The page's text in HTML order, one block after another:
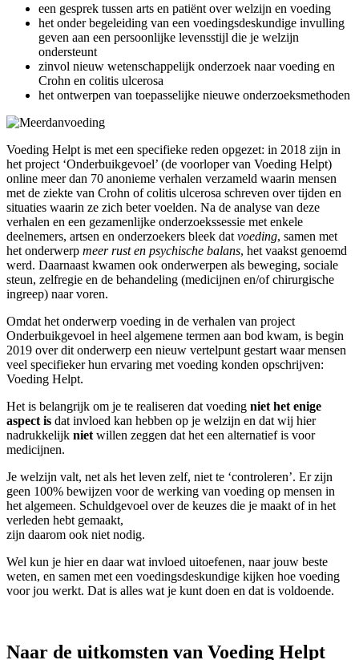
een gesprek tussen arts en patiënt over welzijn en voeding
het onder begeleiding van een voedingsdeskundige invulling
geven aan een persoonlijke levensstijl die je welzijn
ondersteunt
zinvol nieuw wetenschappelijk onderzoek naar voeding en
Crohn en colitis ulcerosa
het ontwerpen van toepasselijke nieuwe onderzoeksmethoden
Voeding Helpt is met een specifieke reden opgezet: in 2018 zijn in
het project ‘Onderbuikgevoel’ (de voorloper van Voeding Helpt)
online meer dan 70 anonieme verhalen verzameld waarin mensen
met de ziekte van Crohn of colitis ulcerosa schreven over tijden en
situaties waarin ze zich beter voelden. Na de analyse van deze
verhalen en een gezamenlijke onderzoekssessie met enkele
deelnemers, artsen en onderzoekers bleek dat voeding, samen met
het onderwerp meer rust en psychische balans, het vaakst genoemd
werd. Daarnaast kwamen ook onderwerpen als beweging, sociale
steun, zelfregie en de behandeling (medicijnen en/of chirurgische
ingreep) naar voren.
Omdat het onderwerp voeding in de verhalen van project
Onderbuikgevoel in heel algemene termen aan bod kwam, is begin
2019 over dit onderwerp een nieuw vertelpunt gestart waar mensen
veel specifieker hun ervaring met voeding konden opschrijven:
Voeding Helpt.
Het is belangrijk om je te realiseren dat voeding niet het enige
aspect is dat invloed kan hebben op je welzijn en dat wij hier
nadrukkelijk niet willen zeggen dat het een alternatief is voor
medicijnen.
Je welzijn valt, net als het leven zelf, niet te ‘controleren’. Er zijn
geen 100% bewijzen voor de werking van voeding op mensen in
het algemeen. Schuldgevoel over de keuzes die je maakt of in het
verleden hebt gemaakt,
zijn daarom ook niet nodig.
Wel kun je hier en daar wat invloed uitoefenen, naar jouw beste
weten, en samen met een voedingsdeskundige kijken hoe voeding
voor jou werkt. Dat is alles wat je kunt doen en dat is voldoende.
Naar de uitkomsten van Voeding Helpt